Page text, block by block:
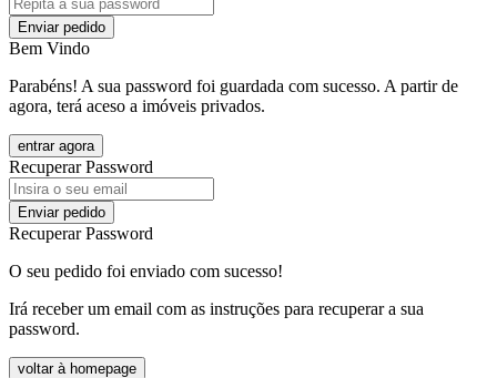
Enviar pedido
Bem Vindo
Parabéns! A sua password foi guardada com sucesso. A partir de
agora, terá aceso a imóveis privados.
entrar agora
Recuperar Password
Enviar pedido
Recuperar Password
O seu pedido foi enviado com sucesso!
Irá receber um email com as instruções para recuperar a sua
password.
voltar à homepage